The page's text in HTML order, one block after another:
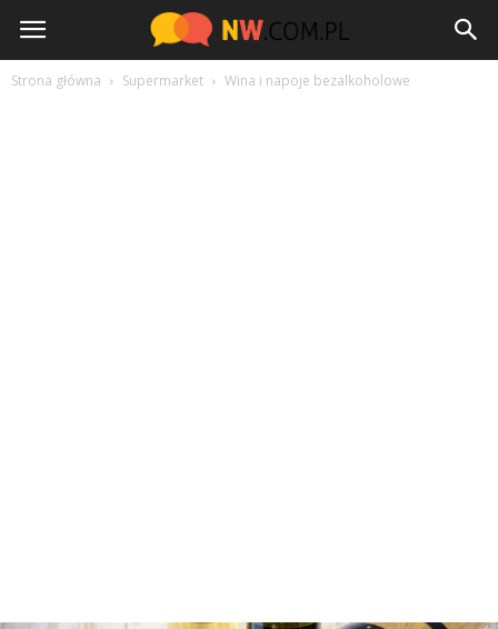
NW.com.pl
Strona główna Supermarket Wina i napoje bezalkoholowe